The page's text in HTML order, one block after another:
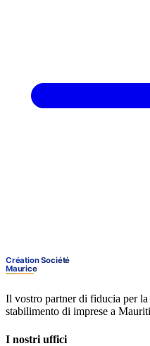
Il vostro partner di fiducia per
stabilimento di imprese a
I nostri uffici